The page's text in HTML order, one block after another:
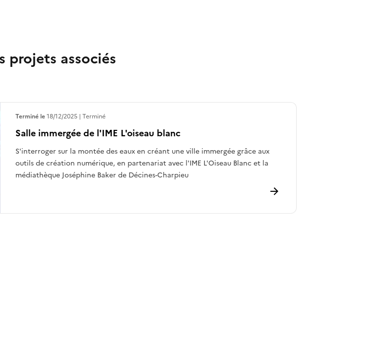
projets associés
Salle immergée de l'IME L'oiseau blanc
S'interroger sur la montée des eaux en créant une ville immergée grâce aux
outils de création numérique, en partenariat avec l'IME L'Oiseau Blanc et la
médiathèque Joséphine Baker de Décines-Charpieu
Terminé le18/12/2025 Terminé